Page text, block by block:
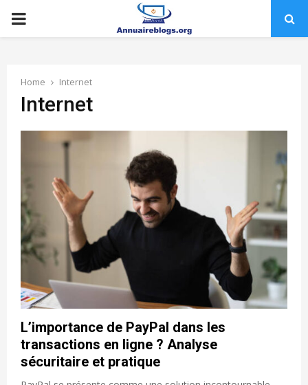
PRIMARY
Home Internet
Internet
L’importance de PayPal dans les
transactions en ligne ? Analyse
sécuritaire et pratique